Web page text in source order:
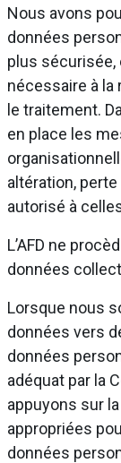
Nous avons
données
plus sécurisée,
nécessaire à la
le traitement.
en place les
altération,
autorisé à
L’AFD ne
données
Lorsque nous
données vers
données
adéquat par la
appuyons sur
appropriées
données